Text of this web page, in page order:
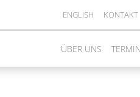
ENGLISH KONTAKT
ÜBER UNS